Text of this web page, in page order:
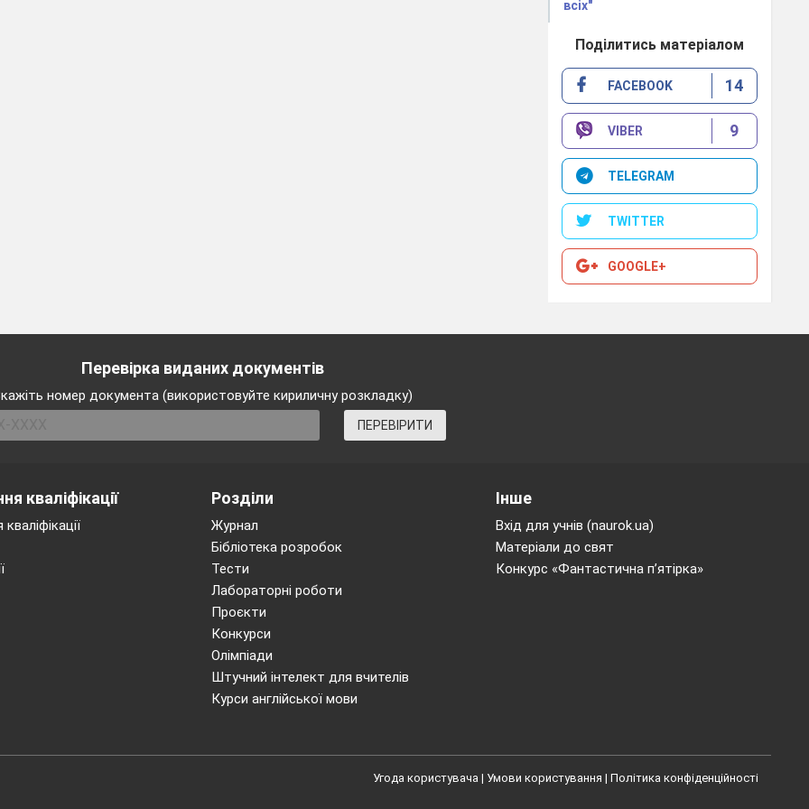
Ти прогрес! Ти сприяєш вдосконаленню
– найбільш прекрасного творіння природи.
П’єр де Кубертен
всіх"
Поділитись матеріалом
FACEBOOK 14
VIBER 9
TELEGRAM
TWITTER
GOOGLE+
Перевірка виданих документів
номер документа (використовуйте кириличну розкладку)
ПЕРЕВІРИТИ
кваліфікації Розділи
Журнал
Бібліотека розробок
Тести
Лабораторні роботи
Проєкти
Конкурси
Олімпіади
Штучний інтелект для вчителів
Курси англійської мови
Інше
Вхід для учнів (naurok.ua)
Матеріали до свят
Конкурс «Фантастична п’ятірка»
Угода користувача | Умови користування | Політика конфіденційності